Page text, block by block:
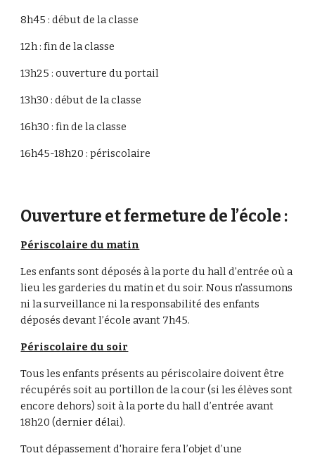
8h45 : début de la classe
12h : fin de la classe
13h25 : ouverture du portail
13h30 : début de la classe
16h30 : fin de la classe
16h45-18h20 : périscolaire
Ouverture et fermeture de l’école :
Périscolaire du matin
Les enfants sont déposés à la porte du hall d’entrée où a
lieu les garderies du matin et du soir. Nous n'assumons
ni la surveillance ni la responsabilité des enfants
déposés devant l’école avant 7h45.
Périscolaire du soir
Tous les enfants présents au périscolaire doivent être
récupérés soit au portillon de la cour (si les élèves sont
encore dehors) soit à la porte du hall d’entrée avant
18h20 (dernier délai).
Tout dépassement d'horaire fera l’objet d’une